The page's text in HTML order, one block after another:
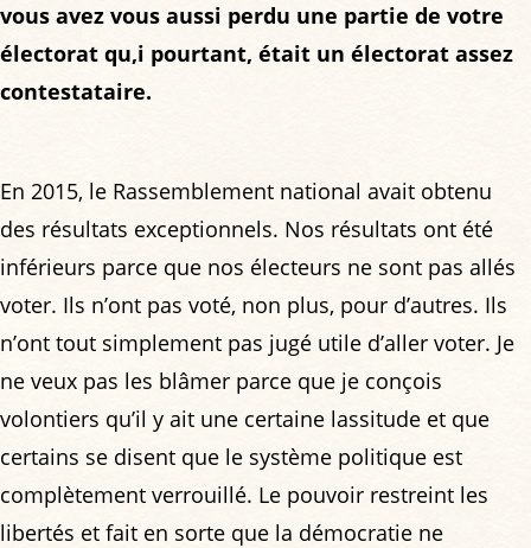
vous avez vous aussi perdu une partie de votre
électorat qu,i pourtant, était un électorat assez
contestataire.
En 2015, le Rassemblement national avait obtenu
des résultats exceptionnels. Nos résultats ont été
inférieurs parce que nos électeurs ne sont pas allés
voter. Ils n’ont pas voté, non plus, pour d’autres. Ils
n’ont tout simplement pas jugé utile d’aller voter. Je
ne veux pas les blâmer parce que je conçois
volontiers qu’il y ait une certaine lassitude et que
certains se disent que le système politique est
complètement verrouillé. Le pouvoir restreint les
libertés et fait en sorte que la démocratie ne